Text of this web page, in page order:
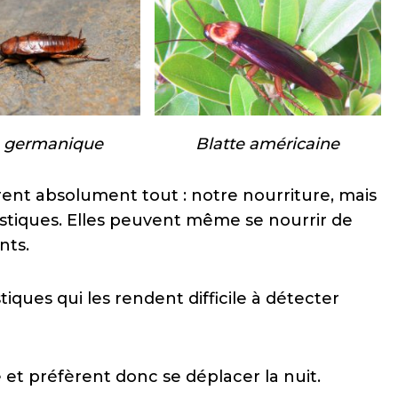
Blatte américaine
absolument tout : notre nourriture, mais
Elles peuvent même se nourrir de
qui les rendent difficile à détecter
et préfèrent donc se déplacer la nuit.